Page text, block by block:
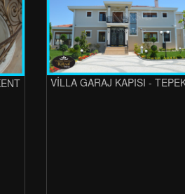
VİLLA GARAJ KAPISI -